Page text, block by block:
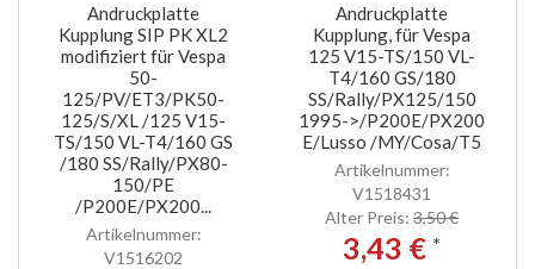
Andruckplatte
Kupplung SIP PK XL2
modifiziert für Vespa
50-
125/PV/ET3/PK50-
125/S/XL /125 V15-
TS/150 VL-T4/160 GS
/180 SS/Rally/PX80-
150/PE
/P200E/PX200...
Artikelnummer:
V1516202
Andruckplatte
Kupplung, für Vespa
125 V15-TS/150 VL-
T4/160 GS/180
SS/Rally/PX125/150
1995->/P200E/PX200
E/Lusso /MY/Cosa/T5
Artikelnummer:
V1518431
Alter Preis: 3,50 €
3,43 € *